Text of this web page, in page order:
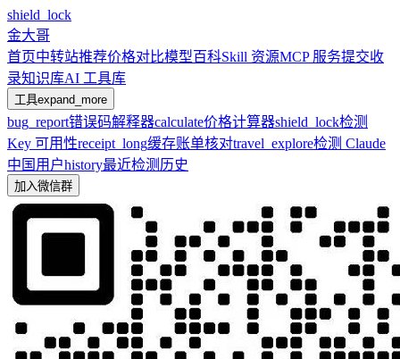
shield_lock
金大哥
首页中转站推荐价格对比模型百科Skill 资源MCP 服务提交收
录知识库AI 工具库
工具expand_more
bug_report错误码解释器calculate价格计算器shield_lock检测
Key 可用性receipt_long缓存账单核对travel_explore检测 Claude
中国用户history最近检测历史
加入微信群